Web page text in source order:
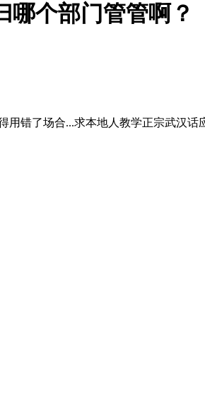
哪个部门管管啊？
错了场合...求本地人教学正宗武汉话